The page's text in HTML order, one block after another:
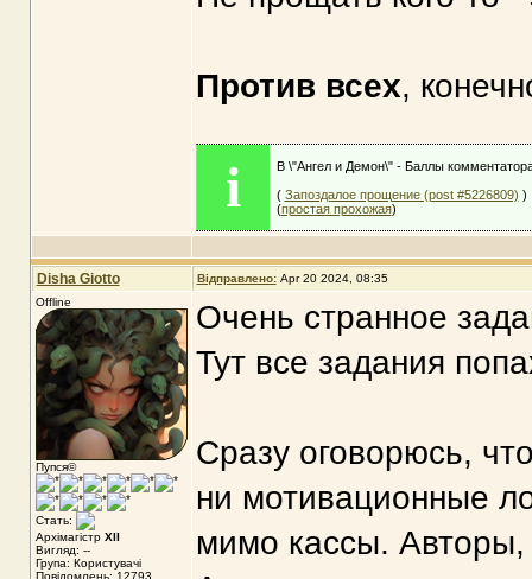
Против всех,
i
В \"Ангел и Демон\" - Баллы
( Запоздалое прощение (post #5226809) )
(простая прохожая)
Disha Giotto Відправлено: Apr 20 2024, 08:35
Offline
Пупся©
Стать:
Архімагістр XII
Вигляд: --
Група: Користувачі
Повідомлень: 12793
Очень странное
Тут все задания
Сразу оговорюсь,
ни мотивационные
мимо кассы. Авторы,